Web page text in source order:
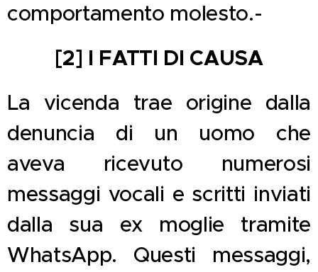
comportamento molesto.-
[2] I FATTI DI CAUSA
La vicenda trae origine dalla
denuncia di un uomo che
aveva ricevuto numerosi
messaggi vocali e scritti inviati
dalla sua ex moglie tramite
WhatsApp. Questi messaggi,